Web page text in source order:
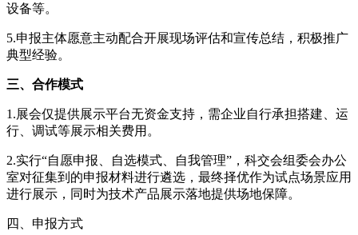
设备等。
5.申报主体愿意主动配合开展现场评估和宣传总结，积极推广
典型经验。
三、合作模式
1.展会仅提供展示平台无资金支持，需企业自行承担搭建、运
行、调试等展示相关费用。
2.实行“自愿申报、自选模式、自我管理”，科交会组委会办公
室对征集到的申报材料进行遴选，最终择优作为试点场景应用
进行展示，同时为技术产品展示落地提供场地保障。
四、申报方式